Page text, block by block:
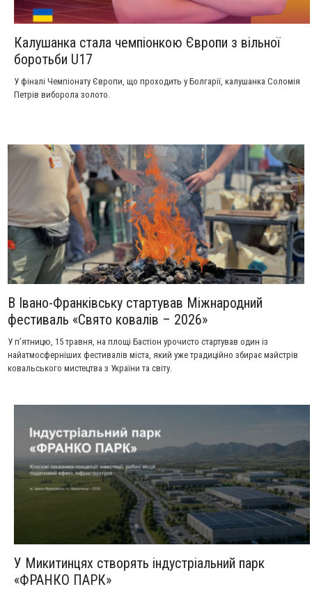
Калушанка стала чемпіонкою Європи з вільної
боротьби U17
У фіналі Чемпіонату Європи, що проходить у Болгарії, калушанка Соломія
Петрів виборола золото.
В Івано-Франківську стартував Міжнародний
фестиваль «Свято ковалів – 2026»
У пʼятницю, 15 травня, на площі Бастіон урочисто стартував один із
найатмосферніших фестивалів міста, який уже традиційно збирає майстрів
ковальського мистецтва з України та світу.
У Микитинцях створять індустріальний парк
«ФРАНКО ПАРК»